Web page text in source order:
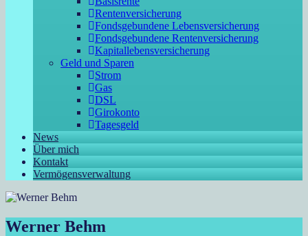
Rentenversicherung
Fondsgebundene Lebensversicherung
Fondsgebundene Rentenversicherung
Kapitallebensversicherung
Geld und Sparen
Strom
Gas
DSL
Girokonto
Tagesgeld
News
Über mich
Kontakt
Vermögensverwaltung
Werner Behm